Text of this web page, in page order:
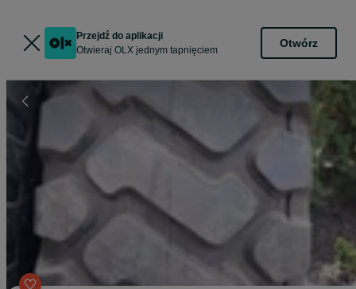
Przejdź do aplikacji
Otwieraj OLX jednym tapnięciem
Otwórz